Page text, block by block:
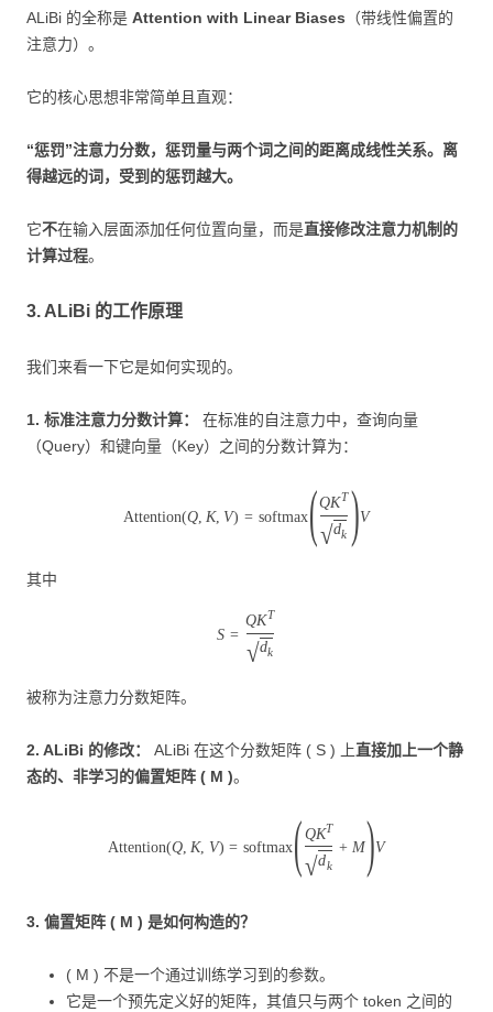
ALiBi 的全称是 Attention with Linear Biases （带线性偏置的
注意力）。
它的核心思想非常简单且直观：
“惩罚”注意力分数，惩罚量与两个词之间的距离成线性关系。离
得越远的词，受到的惩罚越大。
它不在输入层面添加任何位置向量，而是直接修改注意力机制的
计算过程。
3. ALiBi 的工作原理
我们来看一下它是如何实现的。
1. 标准注意力分数计算：
在标准的自注意力中，查询向量
（Query）和键向量（Key）之间的分数计算为：
Attention(Q K, V) = softmax(QKT
√dk )V
其中
S =
QKT
√dk
被称为注意力分数矩阵。
2. ALiBi 的修改： ALiBi 在这个分数矩阵 ( S ) 上直接加上一个静
态的、非学习的偏置矩阵 ( M )。
Attention(Q, K, V) = softmax( QKT
√dk
+ M)V
3. 偏置矩阵 ( M ) 是如何构造的？
( M ) 不是一个通过训练学习到的参数。
它是一个预先定义好的矩阵，其值只与两个 token 之间的